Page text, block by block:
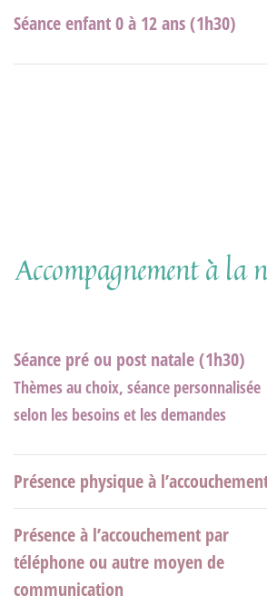
Séance enfant 0 à 12 ans (1h30)
Accompagnement à la
Séance pré ou post natale (1h30)
Thèmes au choix, séance personnalisée
selon les besoins et les demandes
Présence physique à
Présence à l’accouchement par
téléphone ou autre moyen de
communication